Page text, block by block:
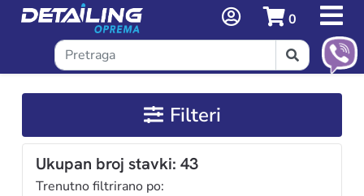
0
Filteri
Ukupan broj stavki: 43
Trenutno filtrirano po: